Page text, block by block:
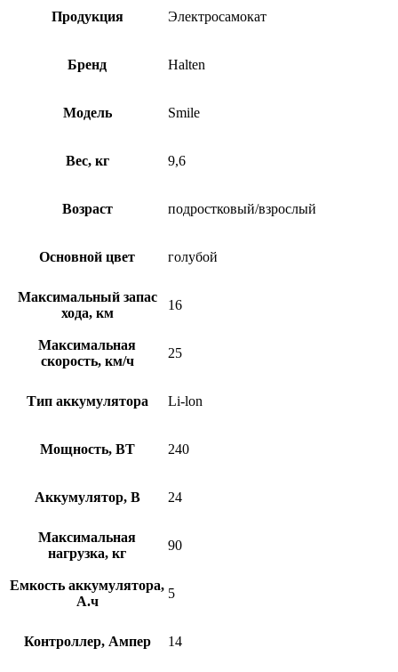
Продукция Электросамокат
Бренд Halten
Модель Smile
Вес, кг 9,6
Возраст подростковый/взрослый
Основной цвет голубой
Максимальный запас
хода, км
16
Максимальная
скорость, км/ч
25
Тип аккумулятора Li-lon
Мощность, ВТ 240
Аккумулятор, В 24
Максимальная
нагрузка, кг
90
Емкость аккумулятора,
А.ч
5
Контроллер, Ампер 14